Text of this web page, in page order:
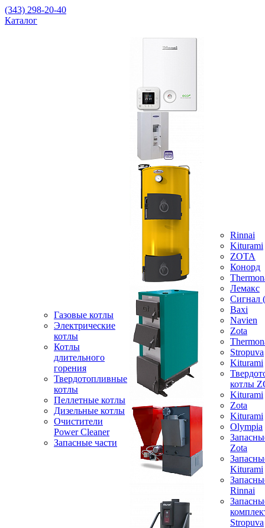
(343) 298-20-40
Каталог
Газовые котлы
Электрические
котлы
Котлы
длительного
горения
Твердотопливные
котлы
Пеллетные котлы
Дизельные котлы
Очистители
Power Cleaner
Запасные части
Rinnai
Kiturami
ZOTA
Конорд
Лемакс
Baxi
Navien
Zota
Stropuva
Kiturami
котлы
Kiturami
Zota
Kiturami
Olympia
Zota
Kiturami
Rinnai
Stropuva